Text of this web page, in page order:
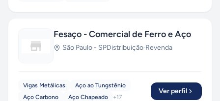
Fesaço - Comercial de Ferro e Aço
São Paulo - SPDistribuição·Revenda
Vigas Metálicas
Aço ao Tungstênio
Aço Carbono
Aço Chapeado +17
Ver perfil